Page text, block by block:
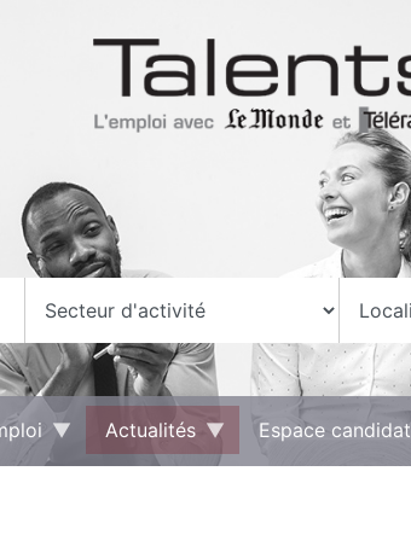
Actualités Espace candidat